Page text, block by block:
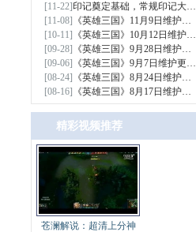
[11-22]印记奠定基础，常规印记大…
[11-08]
《英雄三国》11月9日维护…
[10-11]
《英雄三国》10月12日维护…
[09-28]
《英雄三国》9月28日维护…
[09-06]
《英雄三国》9月7日维护更…
[08-24]
《英雄三国》8月24日维护…
[08-16]
《英雄三国》8月17日维护…
精彩视频推荐
更多>
苍澜解说：超清上分神